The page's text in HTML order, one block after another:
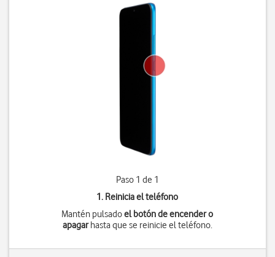
Paso 1 de 1
1. Reinicia el teléfono
Mantén pulsadoel botón de encender o
apagarhasta que se reinicie el teléfono.